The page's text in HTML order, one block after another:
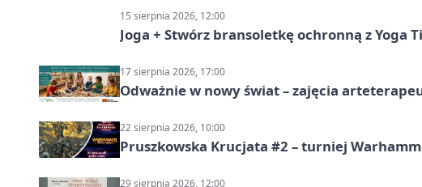
15 sierpnia 2026, 12:00
Joga + Stwórz bransoletkę ochronną z Yoga
17 sierpnia 2026, 17:00
Odważnie w nowy świat – zajęcia
22 sierpnia 2026, 10:00
Pruszkowska Krucjata #2 – turniej
29 sierpnia 2026, 12:00